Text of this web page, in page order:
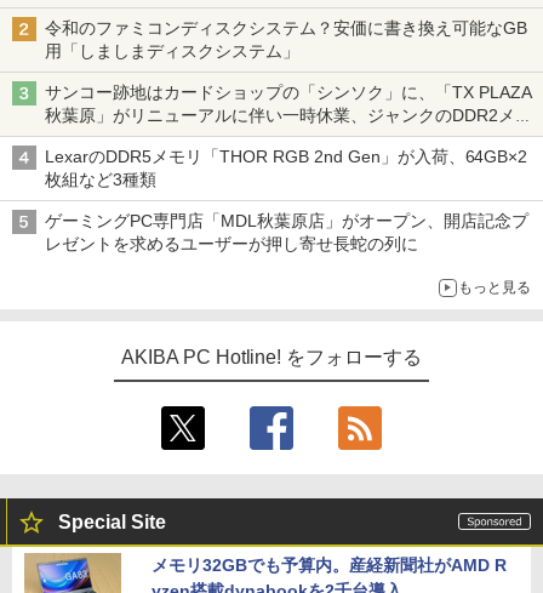
令和のファミコンディスクシステム？安価に書き換え可能なGB
用「しましまディスクシステム」
サンコー跡地はカードショップの「シンソク」に、「TX PLAZA
秋葉原」がリニューアルに伴い一時休業、ジャンクのDDR2メモ
リが100円で販売など～ 最近の秋葉原 ～
LexarのDDR5メモリ「THOR RGB 2nd Gen」が入荷、64GB×2
枚組など3種類
ゲーミングPC専門店「MDL秋葉原店」がオープン、開店記念プ
レゼントを求めるユーザーが押し寄せ長蛇の列に
もっと見る
AKIBA PC Hotline! をフォローする
Special Site
メモリ32GBでも予算内。産経新聞社がAMD R